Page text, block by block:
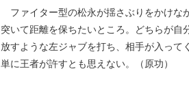
ファイター型の松永が揺さぶりをかけな
突いて距離を保ちたいところ。どちらが
放すような左ジャブを打ち、相手が入っ
単に王者が許すとも思えない。（原功）